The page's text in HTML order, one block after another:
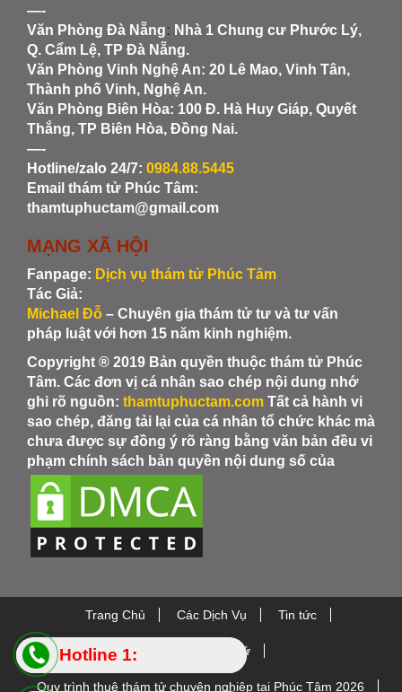
Hotline 1:
—-
Văn Phòng Đà Nẵng: Nhà 1 Chung cư Phước Lý,
Q. Cẩm Lệ, TP Đà Nẵng.
Văn Phòng Vinh Nghệ An: 20 Lê Mao, Vinh Tân,
Thành phố Vinh, Nghệ An.
Văn Phòng Biên Hòa: 100 Đ. Hà Huy Giáp, Quyết
Thắng, TP Biên Hòa, Đồng Nai.
—-
Hotline/zalo 24/7: 0984.88.5445
Email thám tử Phúc Tâm:
thamtuphuctam@gmail.com
MẠNG XÃ HỘI
Fanpage: Dịch vụ thám tử Phúc Tâm
Tác Giả:
Michael Đỗ – Chuyên gia thám tử tư và tư vấn
pháp luật với hơn 15 năm kinh nghiệm.
Copyright ® 2019 Bản quyền thuộc thám tử Phúc
Tâm. Các đơn vị cá nhân sao chép nội dung nhớ
ghi rõ nguồn: thamtuphuctam.com Tất cả hành vi
sao chép, đăng tải lại của cá nhân tổ chức khác mà
chưa được sự đồng ý rõ ràng bằng văn bản đều vi
phạm chính sách bản quyền nội dung số của
Trang Chủ Các Dịch Vụ Tin tức
Thiết bị Thám Tử
Quy trình thuê thám tử chuyên nghiệp tại Phúc Tâm 2026
Hotline 1: